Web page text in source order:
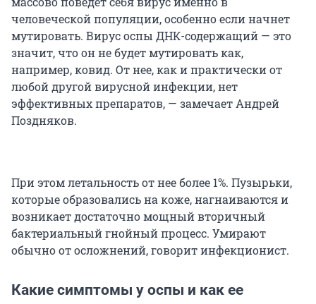
человеческой популяции, особенно если начнет
мутировать. Вирус оспы ДНК-содержащий — это
значит, что он не будет мутировать как,
например, ковид. От нее, как и практически от
любой другой вирусной инфекции, нет
эффективных препаратов, — замечает Андрей
Поздняков.
При этом летальность от нее более 1%. Пузырьки,
которые образовались на коже, нагнаиваются и
возникает достаточно мощный вторичный
бактериальный гнойный процесс. Умирают
обычно от осложнений, говорит инфекционист.
Какие симптомы у оспы и как ее